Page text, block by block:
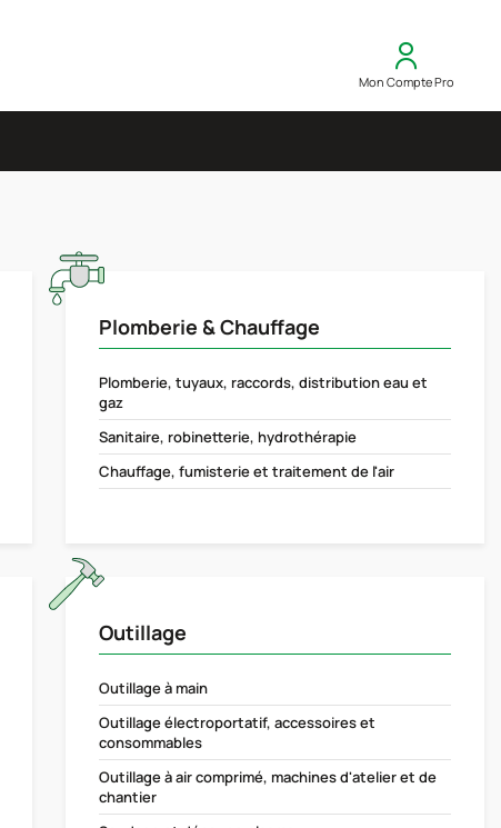
Mon Compte Pro
Plomberie & Chauffage
Plomberie, tuyaux, raccords, distribution eau et
gaz
Sanitaire, robinetterie, hydrothérapie
Chauffage, fumisterie et traitement de l'air
Outillage
Outillage à main
Outillage électroportatif, accessoires et
consommables
Outillage à air comprimé, machines d'atelier et de
chantier